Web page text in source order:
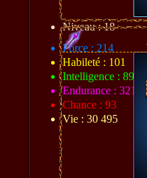
Niveau : 18
Force : 214
Habileté : 101
Intelligence : 89
Endurance : 321
Chance : 93
Vie : 30 495